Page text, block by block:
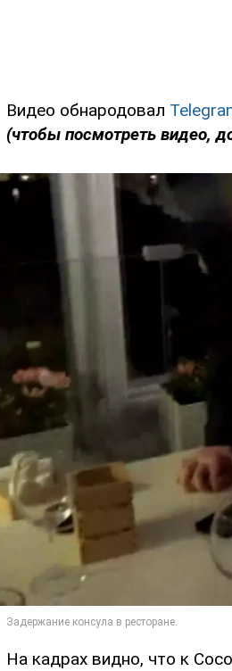
Видео обнародовал
(чтобы посмотреть видео,
На кадрах видно, что к